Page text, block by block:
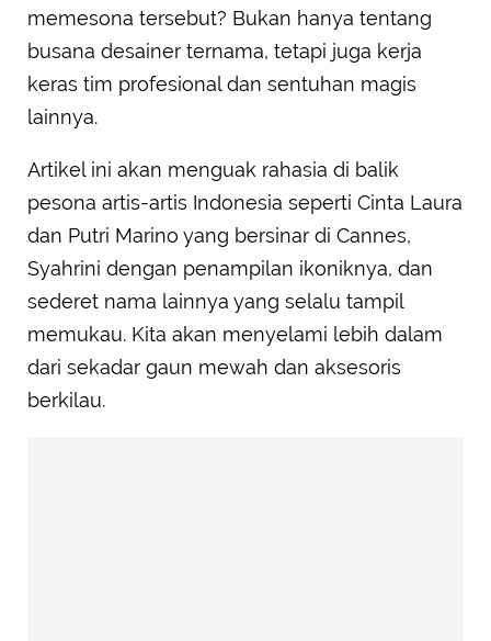
memesona tersebut? Bukan hanya tentang
busana desainer ternama, tetapi juga kerja
keras tim profesional dan sentuhan magis
lainnya.
Artikel ini akan menguak rahasia di balik
pesona artis-artis Indonesia seperti Cinta Laura
dan Putri Marino yang bersinar di Cannes,
Syahrini dengan penampilan ikoniknya, dan
sederet nama lainnya yang selalu tampil
memukau. Kita akan menyelami lebih dalam
dari sekadar gaun mewah dan aksesoris
berkilau.